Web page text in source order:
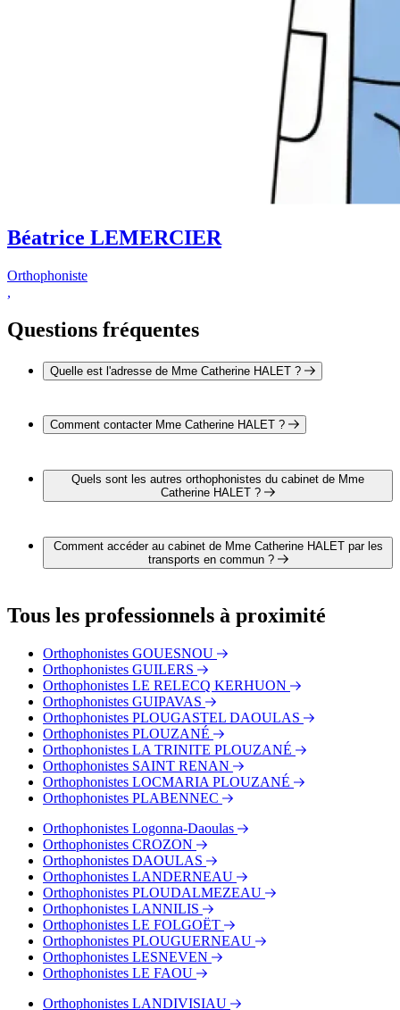
Béatrice LEMERCIER
Orthophoniste
Questions fréquentes
Quelle est l'adresse de Mme Catherine HALET ?
29200 BREST
Comment contacter Mme Catherine HALET ?
téléphone au 02 98 44 71 36.
Quels sont les autres orthophonistes du cabinet de Mme
Catherine HALET ?
Mme Catherine HALET :
Mme Béatrice LEMERCIER
Comment accéder au cabinet de Mme Catherine HALET par les
transports en commun ?
des arrêts suivants :
Bus - Hôpital Morvan
Bus - Jean Moulin
Tram - Château
Tram - Jean Jaurès
Tram - Liberté
Tous les professionnels à proximité
Orthophonistes GOUESNOU
Orthophonistes GUILERS
Orthophonistes LE RELECQ KERHUON
Orthophonistes GUIPAVAS
Orthophonistes PLOUGASTEL DAOULAS
Orthophonistes PLOUZANÉ
Orthophonistes LA TRINITE PLOUZANÉ
Orthophonistes SAINT RENAN
Orthophonistes LOCMARIA PLOUZANÉ
Orthophonistes PLABENNEC
Orthophonistes Logonna-Daoulas
Orthophonistes CROZON
Orthophonistes DAOULAS
Orthophonistes LANDERNEAU
Orthophonistes PLOUDALMEZEAU
Orthophonistes LANNILIS
Orthophonistes LE FOLGOËT
Orthophonistes PLOUGUERNEAU
Orthophonistes LESNEVEN
Orthophonistes LE FAOU
Orthophonistes LANDIVISIAU